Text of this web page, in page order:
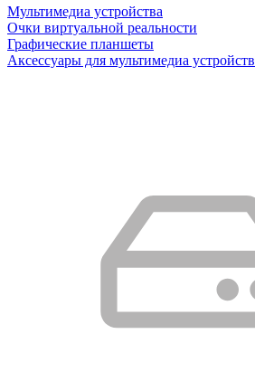
Мультимедиа устройства
Очки виртуальной реальности
Графические планшеты
Аксессуары для мультимедиа устройств